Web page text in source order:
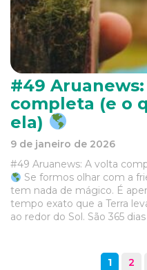
#49
completa (e o
ela)
9 de janeiro de 2026
#49 Aruanews: A volta
Se formos olhar com a
tem nada de mágico. É
tempo exato que a Terra
ao redor do Sol. São 365
1 2